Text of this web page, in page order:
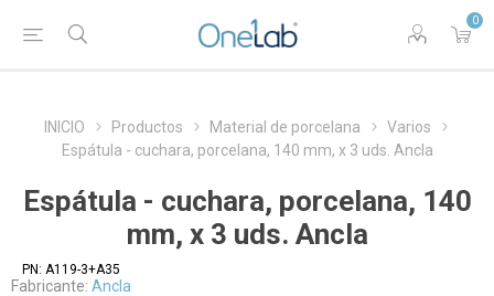
0
INICIO Productos Material de porcelana
Varios
Espátula - cuchara, porcelana, 140 mm, x 3 uds. Ancla
Espátula - cuchara, porcelana, 140
mm, x 3 uds. Ancla
PN: A119-3+A35
Fabricante: Ancla